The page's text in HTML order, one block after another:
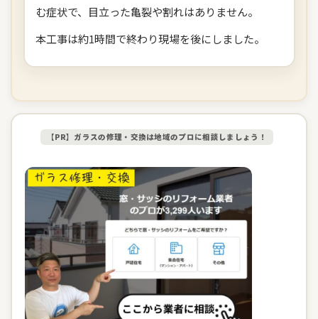
む症状で、目立った亀裂や割れはありません。
本工事は約1時間で終わり現場を後にしました。
【PR】ガラスの修理・交換は地域のプロに相談しましょう！